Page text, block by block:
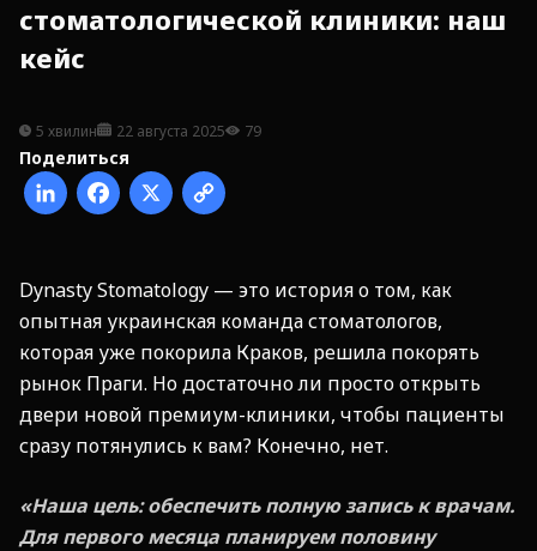
стоматологической клиники: наш
кейс
5 хвилин 22 августа 2025 79
Поделиться
Dynasty Stomatology — это история о том, как
опытная украинская команда стоматологов,
которая уже покорила Краков, решила покорять
рынок Праги. Но достаточно ли просто открыть
двери новой премиум-клиники, чтобы пациенты
сразу потянулись к вам? Конечно, нет.
«Наша цель: обеспечить полную запись к врачам.
Для первого месяца планируем половину